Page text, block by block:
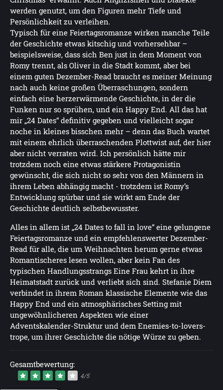
werden genutzt, um den Figuren mehr Tiefe und
Persönlichkeit zu verleihen.
Typisch für eine Feiertagsromanze wirken manche Teile
der Geschichte etwas kitschig und vorhersehbar –
beispielsweise, dass sich Ben just in dem Moment von
Romy trennt, als Oliver in die Stadt kommt, aber bei
einem guten Dezember-Read braucht es meiner Meinung
nach auch keine großen Überraschungen, sondern
einfach eine herzerwärmende Geschichte, in der die
Funken nur so sprühen, und ein Happy End. All das hat
mir „24 Dates“ definitiv gegeben und vielleicht sogar
noche in kleines bisschen mehr – denn das Buch wartet
mit einem ehrlich überraschenden Plottwist auf, der hier
aber nicht verraten wird. Ich persönlich hätte mir
trotzdem noch eine etwas stärkere Protagonistin
gewünscht, die sich nicht so sehr von den Männern in
ihrem Leben abhängig macht - trotzdem ist Romy’s
Entwicklung spürbar und sie wirkt am Ende der
Geschichte deutlich selbstbewusster.
Alles in allem ist „24 Dates to fall in love“ eine gelungene
Feiertagsromanze und ein empfehlenswerter Dezember-
Read für alle, die um Weihnachten herum gerne etwas
Romantischeres lesen wollen, aber kein Fan des
typischen Handlungsstrangs Eine Frau kehrt in ihre
Heimatstadt zurück und verliebt sich sind. Stefanie Diem
verbindet in ihrem Roman klassische Elemente wie das
Happy End und ein atmosphärisches Setting mit
ungewöhnlicheren Aspekten wie einer
Adventskalender-Struktur und dem Enemies-to-lovers-
trope, um ihrer Geschichte die nötige Würze zu geben.
Gesamtbewertung:
4/5